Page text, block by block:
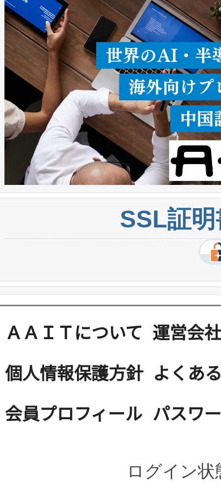
うにします。遠距離まで届く
密度なスキャ […]
SSL証
ＡＡＩＴについて 運営会社
個人情報保護方針 よくあ
会員プロフィール パスワ
ログイン